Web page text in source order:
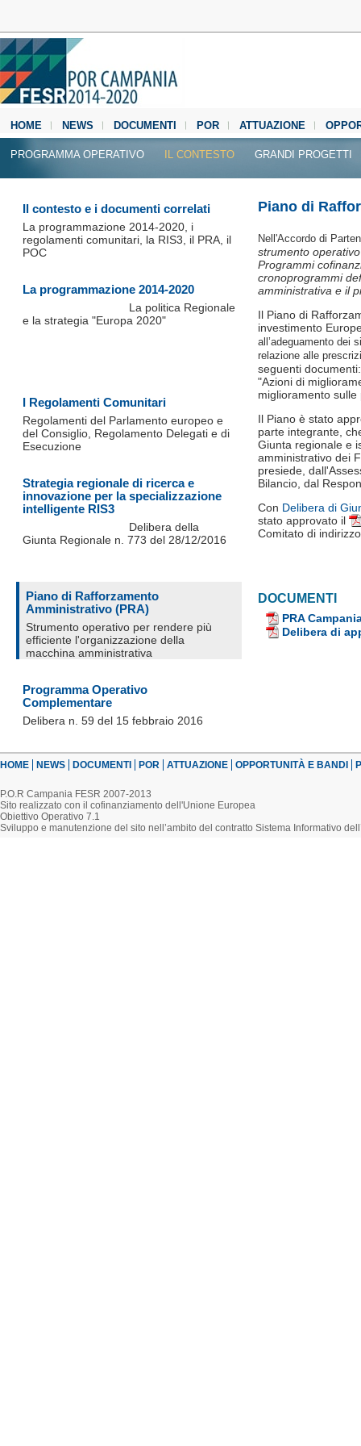
HOME NEWS DOCUMENTI POR ATTUAZIONE
MEDIA CENTER
PROGRAMMA OPERATIVO IL CONTESTO GRANDI PROGETTI
Piano di
Nell'Accordo di
strumento
Programmi
cronoprogrammi
amministrativa e il
Il Piano di
investimento
all’adeguamento dei
relazione alle
seguenti
"Azioni di
miglioramento
Il Piano è stato
parte integrante,
Giunta regionale e
amministrativo dei
presiede,
Bilancio, dal
Con Delibera di
stato approvato il
Comitato di
DOCUMENTI
PRA
Delibera di
Il contesto e i documenti correlati
La programmazione 2014-2020, i
regolamenti comunitari, la RIS3, il PRA, il
POC
La programmazione 2014-2020
La politica Regionale
e la strategia "Europa 2020"
I Regolamenti Comunitari
Regolamenti del Parlamento europeo e
del Consiglio, Regolamento Delegati e di
Esecuzione
Strategia regionale di ricerca e
innovazione per la specializzazione
intelligente RIS3
Delibera della
Giunta Regionale n. 773 del 28/12/2016
Piano di Rafforzamento
Amministrativo (PRA)
Strumento operativo per rendere più
efficiente l'organizzazione della
macchina amministrativa
Programma Operativo
Complementare
Delibera n. 59 del 15 febbraio 2016
HOME NEWS DOCUMENTI POR ATTUAZIONE OPPORTUNITÀ E BANDI
P.O.R Campania FESR 2007-2013
Sito realizzato con il cofinanziamento dell'Unione Europea
Obiettivo Operativo 7.1
Sviluppo e manutenzione del sito nell’ambito del contratto Sistema Informativo